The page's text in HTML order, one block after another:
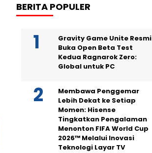
BERITA POPULER
Gravity Game Unite Resmi
Buka Open Beta Test
Kedua Ragnarok Zero:
Global untuk PC
Membawa Penggemar
Lebih Dekat ke Setiap
Momen: Hisense
Tingkatkan Pengalaman
Menonton FIFA World Cup
2026™ Melalui Inovasi
Teknologi Layar TV